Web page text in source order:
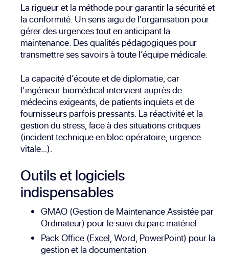
La rigueur et la méthode pour garantir la sécurité et
la conformité. Un sens aigu de l'organisation pour
gérer des urgences tout en anticipant la
maintenance. Des qualités pédagogiques pour
transmettre ses savoirs à toute l’équipe médicale.
La capacité d’écoute et de diplomatie, car
l’ingénieur biomédical intervient auprès de
médecins exigeants, de patients inquiets et de
fournisseurs parfois pressants. La réactivité et la
gestion du stress, face à des situations critiques
(incident technique en bloc opératoire, urgence
vitale…).
Outils et logiciels
indispensables
GMAO (Gestion de Maintenance Assistée par
Ordinateur) pour le suivi du parc matériel
Pack Office (Excel, Word, PowerPoint) pour la
gestion et la documentation